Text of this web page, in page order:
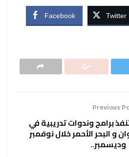
Facebook Twitter
Previous
برامج وندوات تدريبية في
و البحر الأحمر خلال نوفمبر
وديسمبر..